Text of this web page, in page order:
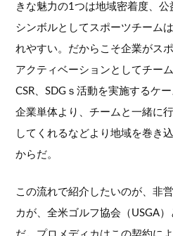
きな魅力の1つは地域密着度、
シンボルとしてスポーツチーム
れやすい。だからこそ企業がス
アクティベーションとしてチー
CSR、SDGｓ活動を実施するケ
企業単体より、チームと一緒に
してくれるなどより地域を巻き
からだ。
この流れで紹介したいのが、非
カが、全米ゴルフ協会（USGA
だ。プロメディカはこの契約に